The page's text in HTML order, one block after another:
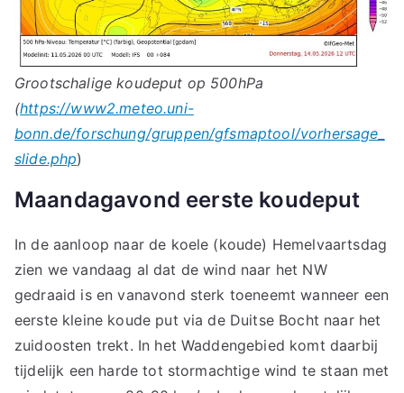
Grootschalige koudeput op 500hPa
(https://www2.meteo.uni-
bonn.de/forschung/gruppen/gfsmaptool/vorhersage_
slide.php)
Maandagavond eerste koudeput
In de aanloop naar de koele (koude) Hemelvaartsdag
zien we vandaag al dat de wind naar het NW
gedraaid is en vanavond sterk toeneemt wanneer een
eerste kleine koude put via de Duitse Bocht naar het
zuidoosten trekt. In het Waddengebied komt daarbij
tijdelijk een harde tot stormachtige wind te staan met